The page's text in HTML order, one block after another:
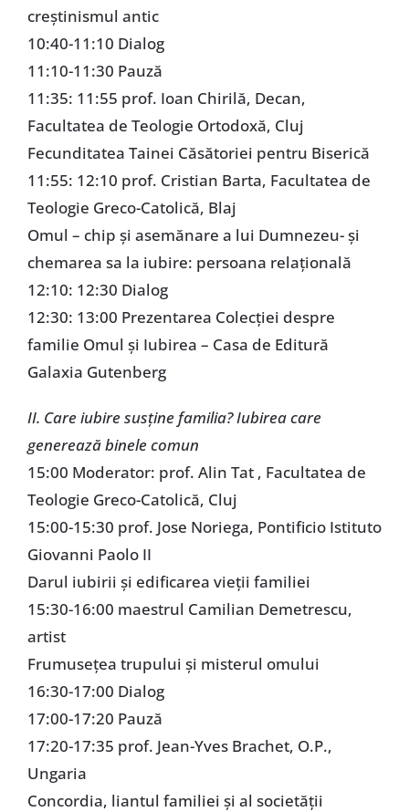
creştinismul antic
10:40-11:10 Dialog
11:10-11:30 Pauză
11:35: 11:55 prof. Ioan Chirilă, Decan,
Facultatea de Teologie Ortodoxă, Cluj
Fecunditatea Tainei Căsătoriei pentru Biserică
11:55: 12:10 prof. Cristian Barta, Facultatea de
Teologie Greco-Catolică, Blaj
Omul – chip şi asemănare a lui Dumnezeu- şi
chemarea sa la iubire: persoana relaţională
12:10: 12:30 Dialog
12:30: 13:00 Prezentarea Colecţiei despre
familie Omul şi Iubirea – Casa de Editură
Galaxia Gutenberg
II. Care iubire susţine familia? Iubirea care
generează binele comun
15:00 Moderator: prof. Alin Tat , Facultatea de
Teologie Greco-Catolică, Cluj
15:00-15:30 prof. Jose Noriega, Pontificio Istituto
Giovanni Paolo II
Darul iubirii şi edificarea vieţii familiei
15:30-16:00 maestrul Camilian Demetrescu,
artist
Frumuseţea trupului şi misterul omului
16:30-17:00 Dialog
17:00-17:20 Pauză
17:20-17:35 prof. Jean-Yves Brachet, O.P.,
Ungaria
Concordia, liantul familiei şi al societăţii